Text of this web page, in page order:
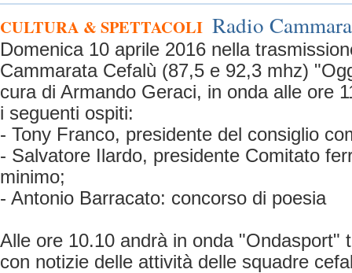
CULTURA & SPETTACOLI Radio
Domenica 10 aprile 2016 nella
Cammarata Cefalù (87,5 e 92,3 mhz)
cura di Armando Geraci, in onda alle ore
i seguenti ospiti:
- Tony Franco, presidente del consiglio
- Salvatore Ilardo, presidente Comitato
minimo;
- Antonio Barracato: concorso di poesia
Alle ore 10.10 andrà in onda "Ondasport"
con notizie delle attività delle squadre